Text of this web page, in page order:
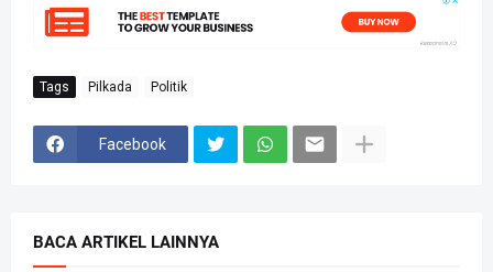
Tags Pilkada Politik
Facebook
BACA ARTIKEL LAINNYA